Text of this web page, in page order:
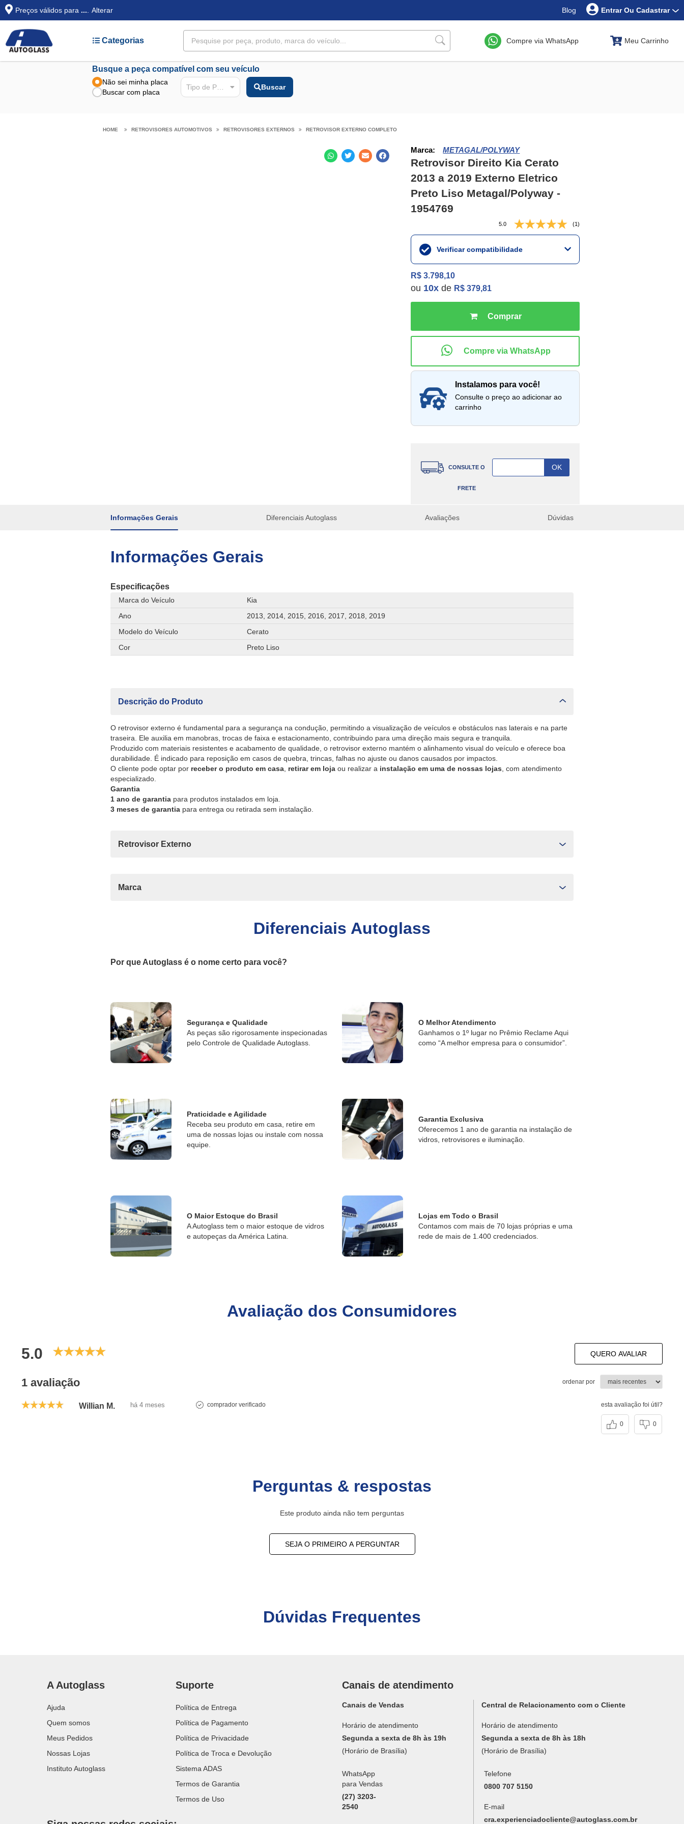
Preços válidos para ... Alterar Blog Entrar Ou Cadastrar
Categorias Compre via WhatsApp Meu Carrinho
Busque a peça compatível com seu veículo
Não sei minha placa
Buscar com placa
Tipo de Peça Buscar
RETROVISORES AUTOMOTIVOS RETROVISORES EXTERNOS RETROVISOR EXTERNO COMPLETO
Marca: METAGAL/POLYWAY
Retrovisor Direito Kia Cerato
2013 a 2019 Externo Eletrico
Preto Liso Metagal/Polyway -
1954769
5.0 (1)
Verificar compatibilidade
R$ 3.798,10
ou 10x de R$ 379,81
instalamos para você!
Consulte o preço ao adicionar ao
carrinho
CONSULTE O
FRETE
Informações Gerais Diferenciais Autoglass Avaliações Dúvidas
Informações Gerais
Especificações
Marca do Veículo
Kia
Ano
2013, 2014, 2015, 2016, 2017, 2018, 2019
Modelo do Veículo
Cerato
Cor
Preto Liso
Descrição do Produto
O retrovisor externo é fundamental para a segurança na condução, permitindo a visualização de veículos e obstáculos nas laterais e na parte
traseira. Ele auxilia em manobras, trocas de faixa e estacionamento, contribuindo para uma direção mais segura e tranquila.
Produzido com materiais resistentes e acabamento de qualidade, o retrovisor externo mantém o alinhamento visual do veículo e oferece boa
durabilidade. É indicado para reposição em casos de quebra, trincas, falhas no ajuste ou danos causados por impactos.
O cliente pode optar por receber o produto em casa retirar em loja ou realizar a instalação em uma de nossas lojas , com atendimento
especializado.
Garantia
1 ano de garantia para produtos instalados em loja.
3 meses de garantia para entrega ou retirada sem instalação.
Retrovisor Externo
Marca
Diferenciais Autoglass
Por que Autoglass é o nome certo para você?
Segurança e Qualidade
As peças são rigorosamente inspecionadas
pelo Controle de Qualidade Autoglass.
O Melhor Atendimento
Ganhamos o 1º lugar no Prêmio Reclame Aqui
como “A melhor empresa para o consumidor”.
Praticidade e Agilidade
Receba seu produto em casa, retire em
uma de nossas lojas ou instale com nossa
equipe.
Garantia Exclusiva
Oferecemos 1 ano de garantia na instalação de
vidros, retrovisores e iluminação.
O Maior Estoque do Brasil
A Autoglass tem o maior estoque de vidros
e autopeças da América Latina.
Lojas em Todo o Brasil
Contamos com mais de 70 lojas próprias e uma
rede de mais de 1.400 credenciados.
Avaliação dos Consumidores
5.0 QUERO AVALIAR
1 avaliação ordenar por
Willian M. há 4 meses comprador verificado esta avaliação foi útil?
0 0
Perguntas & respostas
Este produto ainda não tem perguntas
SEJA O PRIMEIRO A PERGUNTAR
Dúvidas Frequentes
Canais de atendimento
WhatsApp
para Vendas
(27) 3203-
2540
Telefone
0800 707 5150
E-mail
cra.experienciadocliente@autoglass.com.br
Canais de Vendas
Horário de atendimento
Segunda a sexta de 8h às 19h
(Horário de Brasília)
Central de Relacionamento com o Cliente
Horário de atendimento
Segunda a sexta de 8h às 18h
(Horário de Brasília)
A Autoglass
Ajuda
Quem somos
Meus Pedidos
Nossas Lojas
Instituto Autoglass
Suporte
Política de Entrega
Política de Pagamento
Política de Privacidade
Política de Troca e Devolução
Sistema ADAS
Termos de Garantia
Termos de Uso